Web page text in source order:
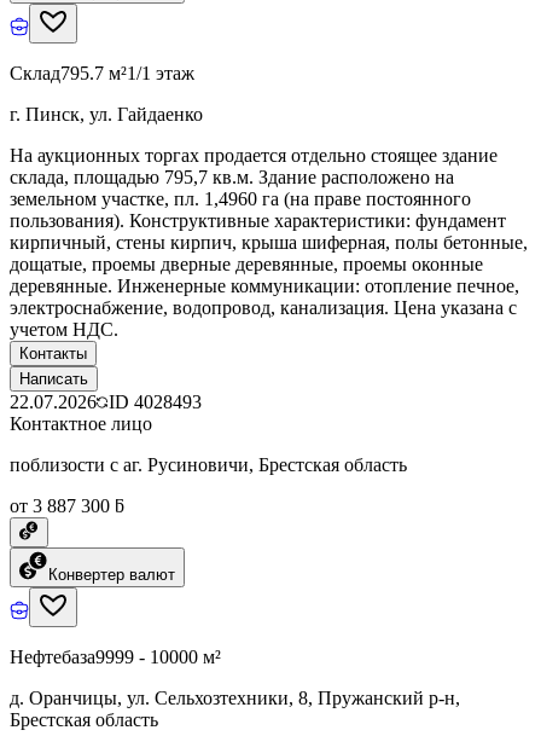
Склад795.7 м²1/1 этаж
г. Пинск, ул. Гайдаенко
На аукционных торгах продается отдельно стоящее здание
склада, площадью 795,7 кв.м. Здание расположено на
земельном участке, пл. 1,4960 га (на праве постоянного
пользования). Конструктивные характеристики: фундамент
кирпичный, стены кирпич, крыша шиферная, полы бетонные,
дощатые, проемы дверные деревянные, проемы оконные
деревянные. Инженерные коммуникации: отопление печное,
электроснабжение, водопровод, канализация. Цена указана с
учетом НДС.
Контакты
Написать
22.07.2026 ID 4028493
Контактное лицо
поблизости с аг. Русиновичи, Брестская область
от 3 887 300 ƃ
Конвертер валют
Нефтебаза9999 - 10000 м²
д. Оранчицы, ул. Сельхозтехники, 8, Пружанский р-н,
Брестская область